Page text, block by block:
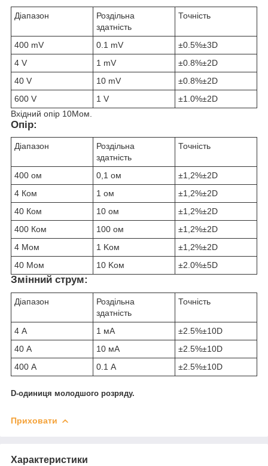
Діапазон
Роздільна
здатність
Точність
400 mV 0.1 mV
±0.5%±3D
4 V
1 mV
±0.8%±2D
40 V
10 mV
±0.8%±2D
600 V
1 V
±1.0%±2D
Вхідний опір 10Мом.
Опір:
Діапазон
Роздільна
здатність
Точність
400 ом 0,1 ом
±1,2%±2D
4 Ком
1 ом
±1,2%±2D
40 Ком
10 ом
±1,2%±2D
400 Ком
100 ом
±1,2%±2D
4 Mом
1 Kом
±1,2%±2D
40 Mом
10 Kом ±2.0%±5D
Змінний струм:
Діапазон
Роздільна
здатність
Точність
4 А 1 мА
±2.5%±10D
40 А
10 мА
±2.5%±10D
400 А
0.1 А ±2.5%±10D
D-одиниця молодшого розряду.
Приховати
Характеристики